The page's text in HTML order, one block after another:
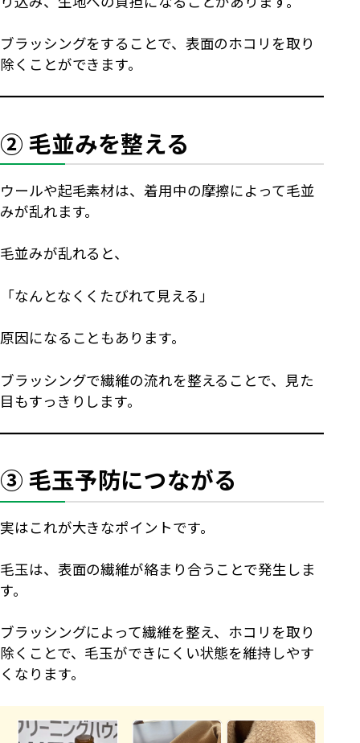
ブラッシングをすることで、表面のホコリを取り
除くことができます。
② 毛並みを整える
ウールや起毛素材は、着用中の摩擦によって毛並
みが乱れます。
毛並みが乱れると、
「なんとなくくたびれて見える」
原因になることもあります。
ブラッシングで繊維の流れを整えることで、見た
目もすっきりします。
③ 毛玉予防につながる
実はこれが大きなポイントです。
毛玉は、表面の繊維が絡まり合うことで発生しま
す。
ブラッシングによって繊維を整え、ホコリを取り
除くことで、毛玉ができにくい状態を維持しやす
くなります。